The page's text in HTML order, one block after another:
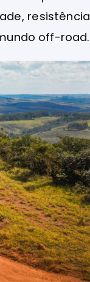
resistência
off-road.